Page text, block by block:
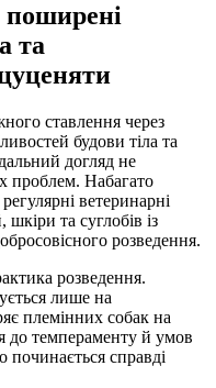
поширені
та
ставлення через
будови тіла та
догляд не
проблем. Набагато
ветеринарні
та суглобів із
розведення.
розведення.
лише на
племінних собак на
до темпераменту й умов
справді